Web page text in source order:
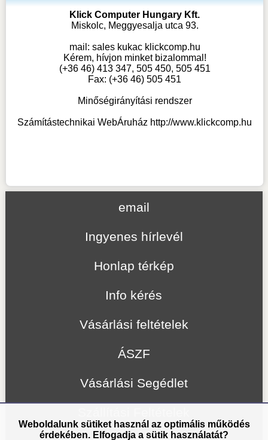
Klick Computer Hungary Kft.
Miskolc, Meggyesalja utca 93.
mail: sales kukac klickcomp.hu
Kérem, hívjon minket bizalommal!
(+36 46) 413 347, 505 450, 505 451
Fax: (+36 46) 505 451
Minőségirányítási rendszer
Számítástechnikai WebÁruház http://www.klickcomp.hu
email
Ingyenes hírlevél
Honlap térkép
Info kérés
Vásárlási feltételek
ÁSZF
Vásárlási Segédlet
Weboldalunk sütiket használ az optimális működés
érdekében. Elfogadja a sütik használatát?